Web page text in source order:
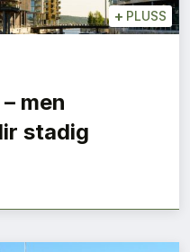
+ PLUSS
men
stadig